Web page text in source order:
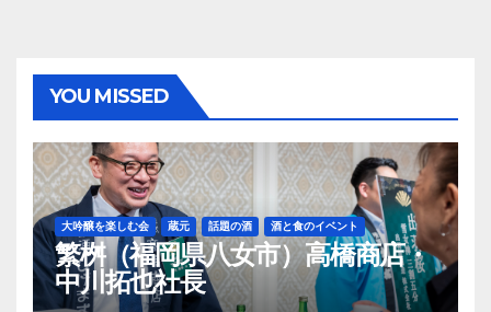
YOU MISSED
大吟醸を楽しむ会 蔵元 話題の酒 酒と食のイベント
繁桝（福岡県八女市）高橋商店・
中川拓也社長